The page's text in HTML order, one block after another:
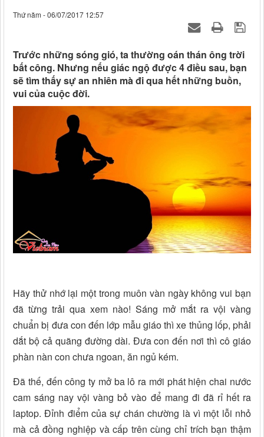
Thứ năm - 06/07/2017 12:57
Trước những sóng gió, ta thường oán thán ông trời
bất công. Nhưng nếu giác ngộ được 4 điều sau, bạn
sẽ tìm thấy sự an nhiên mà đi qua hết những buồn,
vui của cuộc đời.
Hãy thử nhớ lại một trong muôn vàn ngày không vui bạn
đã từng trải qua xem nào! Sáng mở mắt ra vội vàng
chuẩn bị đưa con đến lớp mẫu giáo thì xe thủng lốp, phải
dắt bộ cả quãng đường dài. Đưa con đến nơi thì cô giáo
phàn nàn con chưa ngoan, ăn ngủ kém.
Đã thế, đến công ty mở ba lô ra mới phát hiện chai nước
cam sáng nay vội vàng bỏ vào để mang đi đã rỉ hết ra
laptop. Đỉnh điểm của sự chán chường là vì một lỗi nhỏ
mà cả đồng nghiệp và cấp trên cùng chỉ trích bạn thậm